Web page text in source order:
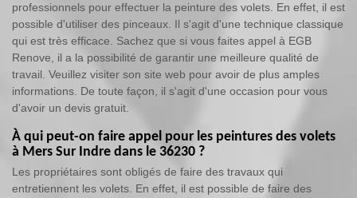
professionnels pour effectuer la peinture des volets. En effet, il est
possible d'utiliser des pinceaux. Il s'agit d'une technique classique
qui est très efficace. Sachez que si vous faites appel à EGB
Renove, il a la possibilité de garantir une meilleure qualité de
travail. Veuillez visiter son site web pour avoir de plus amples
informations. De toute façon, il s'agit d'une occasion pour vous
d'avoir un devis gratuit.
À qui peut-on faire appel pour les peintures des volets
à Mers Sur Indre dans le 36230 ?
Les propriétaires sont obligés de faire des travaux qui
entretiennent les volets. En effet, il est possible de faire des